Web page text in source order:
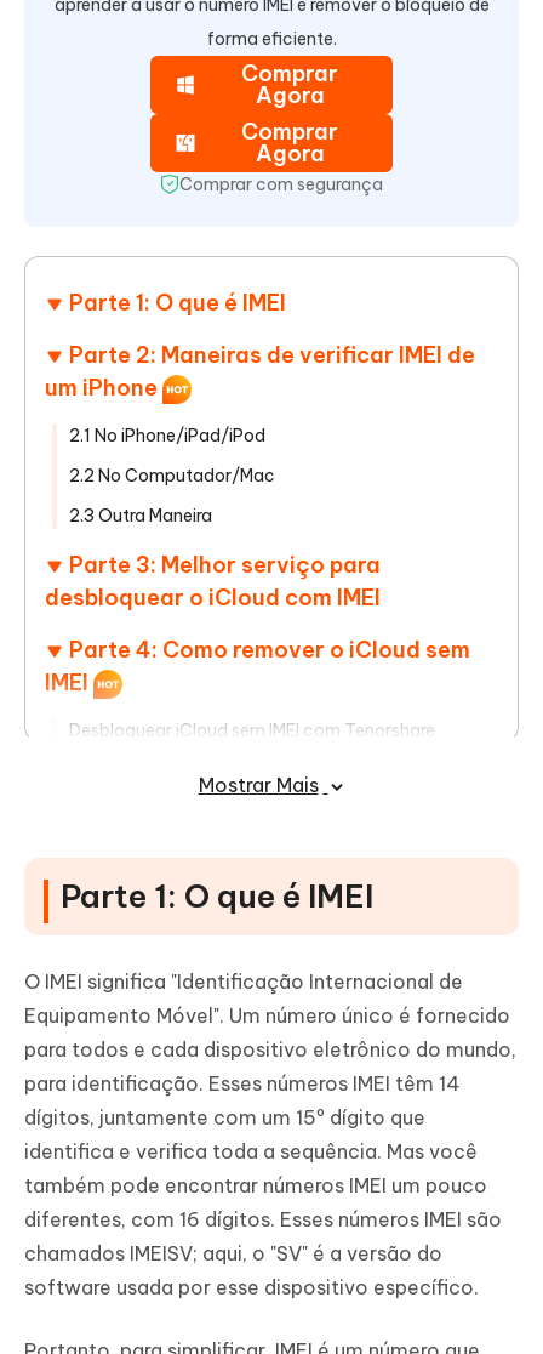
aprender a usar o número IMEI e remover o bloqueio de
forma eficiente.
Comprar
Agora
Comprar
Agora
Comprar com segurança
Parte 1: O que é IMEI
Parte 2: Maneiras de verificar IMEI de
um iPhone
2.1 No iPhone/iPad/iPod
2.2 No Computador/Mac
2.3 Outra Maneira
Parte 3: Melhor serviço para
desbloquear o iCloud com IMEI
Parte 4: Como remover o iCloud sem
IMEI
Desbloquear iCloud sem IMEI com Tenorshare
1. Como desbloquear iCloud no iPhone?
iCloud?
4. Como desbloquear um iPhone que encontrei ou
5. Existe alguma forma de desbloquear iPhone?
Mostrar Mais
Parte 1: O que é IMEI
O IMEI significa "Identificação Internacional de
Equipamento Móvel". Um número único é fornecido
para todos e cada dispositivo eletrônico do mundo,
para identificação. Esses números IMEI têm 14
dígitos, juntamente com um 15º dígito que
identifica e verifica toda a sequência. Mas você
também pode encontrar números IMEI um pouco
diferentes, com 16 dígitos. Esses números IMEI são
chamados IMEISV; aqui, o "SV" é a versão do
software usada por esse dispositivo específico.